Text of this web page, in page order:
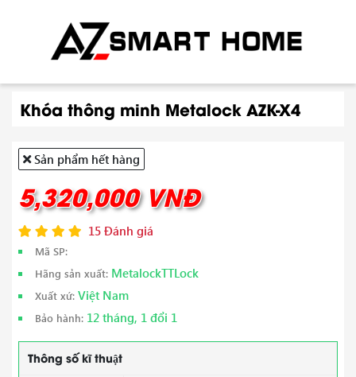
Khóa thông minh Metalock AZK-X4
Sản phẩm hết hàng
5,320,000 VNĐ
15 Đánh giá
Mã SP:
Hãng sản xuất: MetalockTTLock
Xuất xứ: Việt Nam
Bảo hành: 12 tháng, 1 đổi 1
Thông số kĩ thuật